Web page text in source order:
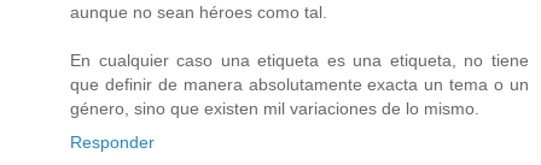
aunque no sean héroes como tal.
En cualquier caso una etiqueta es una etiqueta, no tiene
que definir de manera absolutamente exacta un tema o un
género, sino que existen mil variaciones de lo mismo.
Responder